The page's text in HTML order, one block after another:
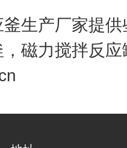
釜生产厂家提
磁力搅拌反